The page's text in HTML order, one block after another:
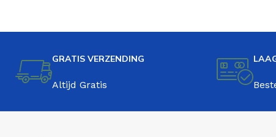
GRATIS VERZENDING
Altijd Gratis